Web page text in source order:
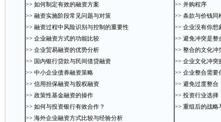
>> 如何制定有效的融资方案
>> 融资实施阶段常见问题与对策
>> 融资过程中风险识别与控制的重要性
>> 企业融资方式的功能比较
>> 企业贸易融资的优势分析
>> 国内银行贷款与民间借贷融资
>> 中小企业债券融资策略
>> 信用担保融资与股权融资
>> 政策性基金融资的操作
>> 如何与投资银行有效合作？
>> 海外企业融资方式比较与经验分析
>> 并购程序
>> 条款与价钱同
>> 企业没有你
>> 避免冲突是整
>> 整合的文化
>> 企业文化冲突
>> 企业整合需
>> 避免过度整合
>> 投资行业选
>> 重组后的战略